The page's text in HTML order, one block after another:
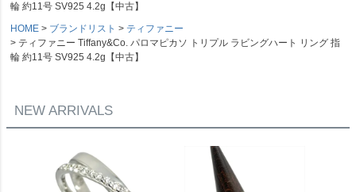
輪 約11号 SV925 4.2g【中古】
HOME
ブランドリスト
ティファニー
ティファニー Tiffany&Co. パロマピカソ トリプル ラビングハート リング 指
輪 約11号 SV925 4.2g【中古】
NEW ARRIVALS